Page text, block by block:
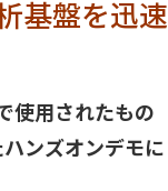
基盤を迅速
使用されたもの
ンズオンデモに